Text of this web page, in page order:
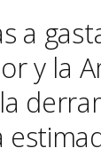
a
y la